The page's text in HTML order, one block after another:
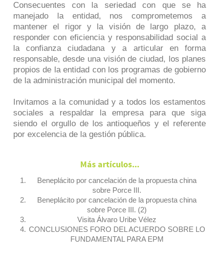
Consecuentes con la seriedad con que se ha
manejado la entidad, nos comprometemos a
mantener el rigor y la visión de largo plazo, a
responder con eficiencia y responsabilidad social a
la confianza ciudadana y a articular en forma
responsable, desde una visión de ciudad, los planes
propios de la entidad con los programas de gobierno
de la administración municipal del momento.
Invitamos a la comunidad y a todos los estamentos
sociales a respaldar la empresa para que siga
siendo el orgullo de los antioqueños y el referente
por excelencia de la gestión pública.
Más artículos...
Beneplácito por cancelación de la propuesta china
sobre Porce III.
Beneplácito por cancelación de la propuesta china
sobre Porce III. (2)
Visita Álvaro Uribe Vélez
CONCLUSIONES FORO DEL ACUERDO SOBRE LO
FUNDAMENTAL PARA EPM